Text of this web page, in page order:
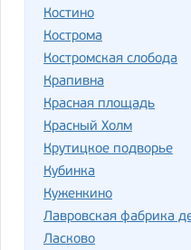
Костино
Кострома
Костромская слобода
Крапивна
Красная площадь
Красный Холм
Крутицкое подворье
Кубинка
Куженкино
Лавровская фабрика
Ласково